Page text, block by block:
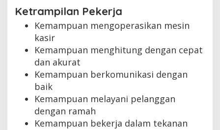
Ketrampilan Pekerja
Kemampuan mengoperasikan mesin
kasir
Kemampuan menghitung dengan cepat
dan akurat
Kemampuan berkomunikasi dengan
baik
Kemampuan melayani pelanggan
dengan ramah
Kemampuan bekerja dalam tekanan